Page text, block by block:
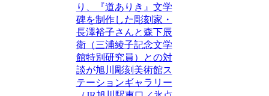
り、『道ありき』文学
碑を制作した彫刻家・
長澤裕子さんと森下辰
衛（三浦綾子記念文学
館特別研究員）との対
談が旭川彫刻美術館ス
テーションギャラリー